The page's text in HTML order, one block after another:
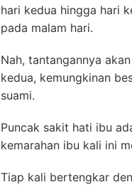
hari kedua hingga hari
pada malam hari.
Nah, tantangannya
kedua, kemungkinan
suami.
Puncak sakit hati ibu
kemarahan ibu kali ini
Tiap kali bertengkar